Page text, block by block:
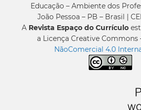
Educação – Ambiente dos
João Pessoa – PB – Brasil |
A Revista Espaço do Currículo
a Licença Creative Commons
NãoComercial 4.0